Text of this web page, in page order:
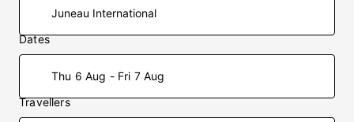
Dates
Thu 6 Aug - Fri 7 Aug
Travellers